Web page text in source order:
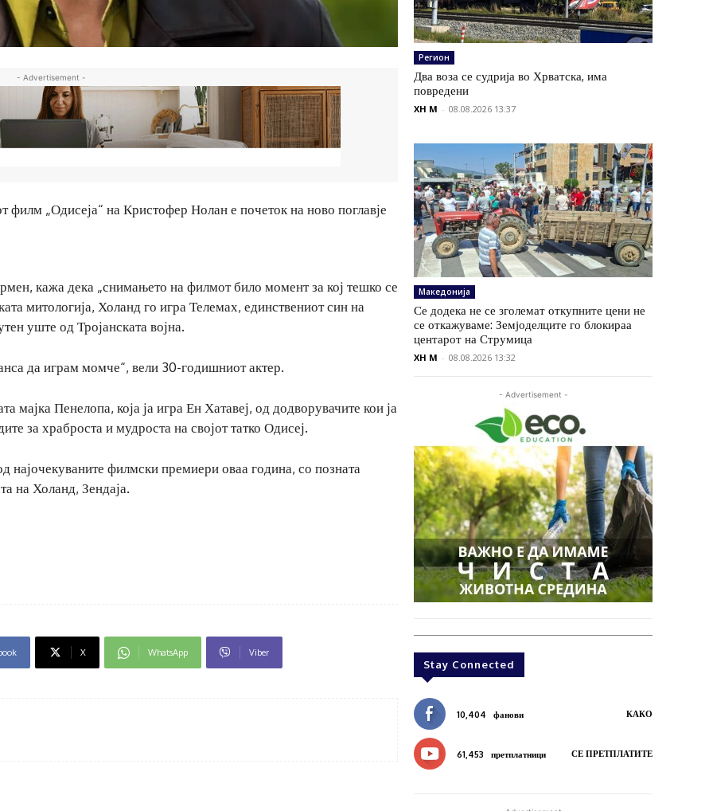
- Advertisement -
филм „Одисеја“ на Кристофер Нолан е почеток на ново поглавје
кажа дека „снимањето на филмот било момент за кој тешко се
митологија, Холанд го игра Телемах, единствениот син на
уште од Тројанската војна.
да играм момче“, вели 30-годишниот актер.
мајка Пенелопа, која ја игра Ен Хатавеј, од додворувачите кои ја
за храброста и мудроста на својот татко Одисеј.
најочекуваните филмски премиери оваа година, со позната
на Холанд, Зендаја.
X WhatsApp Viber
Регион
Два воза се судрија во Хрватска, има
повредени
XH M - 08.08.2026 13:37
Македонија
Се додека не се зголемат откупните цени не
се откажуваме: Земјоделците го блокираа
центарот на Струмица
XH M - 08.08.2026 13:32
- Advertisement -
Stay Connected
10,404 фанови КАКО
61,453 претплатници СЕ ПРЕТПЛАТИТЕ